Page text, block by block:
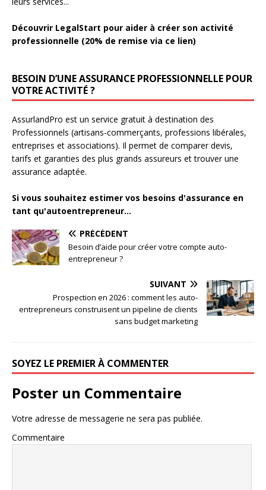
Découvrir LegalStart pour aider à créer son activité
professionnelle (20% de remise via ce lien)
BESOIN D’UNE ASSURANCE PROFESSIONNELLE POUR
VOTRE ACTIVITÉ ?
AssurlandPro est un service gratuit à destination des
Professionnels (artisans-commerçants, professions libérales,
entreprises et associations). Il permet de comparer devis,
tarifs et garanties des plus grands assureurs et trouver une
assurance adaptée.
Si vous souhaitez estimer vos besoins d'assurance en
tant qu'autoentrepreneur...
PRÉCÉDENT
Besoin d’aide pour créer votre compte auto-
entrepreneur ?
SUIVANT
Prospection en 2026 : comment les auto-
entrepreneurs construisent un pipeline de clients
sans budget marketing
SOYEZ LE PREMIER À COMMENTER
Poster un Commentaire
Votre adresse de messagerie ne sera pas publiée.
Commentaire